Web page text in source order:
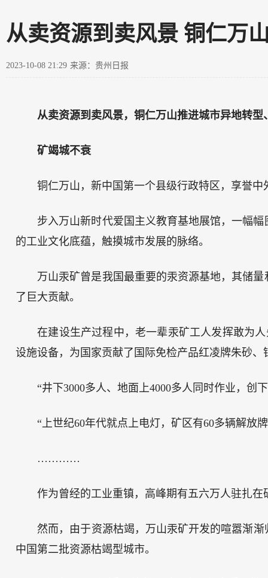
从卖资源到卖风景 铜仁万
2023-10-08 21:29 来源：贵州日报
从卖资源到卖风景，铜仁万山推进城市异地转
矿竭城不衰
铜仁万山，新中国第一个县级行政特区，享誉
步入万山新时代爱国主义教育基地展馆，一幅
的工业文化底蕴，触摸城市发展的脉络。
万山汞矿曾是我国最重要的汞资源基地，其储
了巨大贡献。
在建设生产过程中，老一辈汞矿工人发挥敢为
设施设备，为国家贡献了国际免检产品红凌牌朱砂、
“井下3000多人、地面上4000多人同时作业，创
“上世纪60年代就点上电灯，矿区有60多辆解放
…………
作为曾经的工业重镇，高峰期有五六万人驻扎
然而，由于资源枯竭，万山汞矿开发的喧嚣渐
中国第二批资源枯竭型城市。